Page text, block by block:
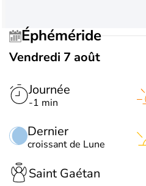
Éphéméride
Vendredi 7 août
Journée
-1 min
Dernier
croissant de Lune
Saint Gaétan